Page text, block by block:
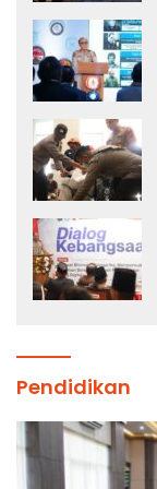
Pendidikan